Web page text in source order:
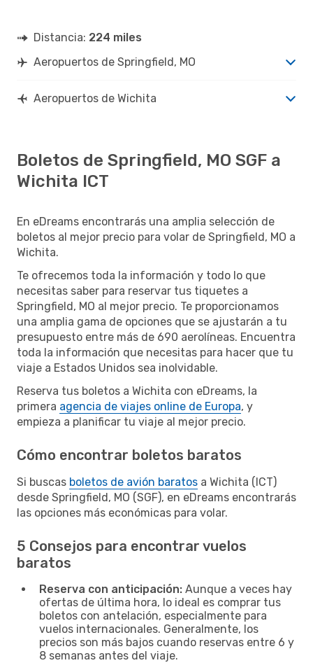
Distancia: 224 miles
Aeropuertos de Springfield, MO
Aeropuertos de Wichita
Boletos de Springfield, MO SGF a
Wichita ICT
En eDreams encontrarás una amplia selección de
boletos al mejor precio para volar de Springfield, MO a
Wichita.
Te ofrecemos toda la información y todo lo que
necesitas saber para reservar tus tiquetes a
Springfield, MO al mejor precio. Te proporcionamos
una amplia gama de opciones que se ajustarán a tu
presupuesto entre más de 690 aerolíneas. Encuentra
toda la información que necesitas para hacer que tu
viaje a Estados Unidos sea inolvidable.
Reserva tus boletos a Wichita con eDreams, la
primera agencia de viajes online de Europa, y
empieza a planificar tu viaje al mejor precio.
Cómo encontrar boletos baratos
Si buscas boletos de avión baratos a Wichita (ICT)
desde Springfield, MO (SGF), en eDreams encontrarás
las opciones más económicas para volar.
5 Consejos para encontrar vuelos
baratos
Reserva con anticipación: Aunque a veces hay
ofertas de última hora, lo ideal es comprar tus
boletos con antelación, especialmente para
vuelos internacionales. Generalmente, los
precios son más bajos cuando reservas entre 6 y
8 semanas antes del viaje.